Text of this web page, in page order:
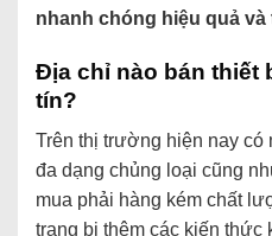
nhanh chóng hiệu quả và
Địa chỉ nào bán thiết
tín?
Trên thị trường hiện nay có
đa dạng chủng loại cũng
mua phải hàng kém chất
trang bị thêm các kiến thức